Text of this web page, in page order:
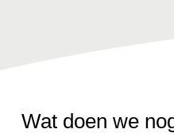
Wat doen we